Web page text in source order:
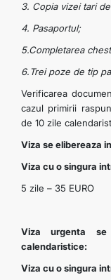
3. Copia vizei tari
4. Pasaportul;
5.Completarea
6.Trei poze de tip
Verificarea
cazul primirii
de 10 zile
Viza se elibereaza
Viza cu o singura
5 zile – 35 EURO
Viza urgenta
calendaristice:
Viza cu o singura